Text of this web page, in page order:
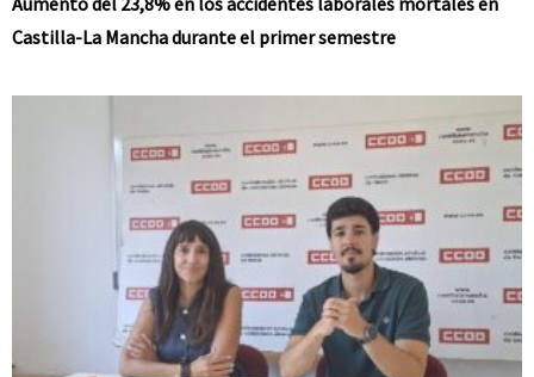
Castilla-La Mancha durante el primer semestre